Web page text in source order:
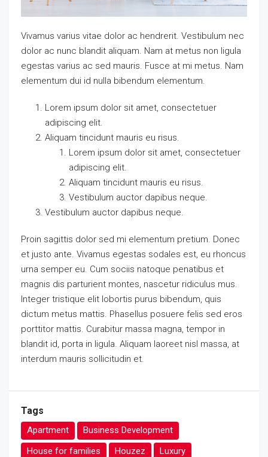
Vivamus varius vitae dolor ac hendrerit. Vestibulum nec
dolor ac nunc blandit aliquam. Nam at metus non ligula
egestas varius ac sed mauris. Fusce at mi metus. Nam
elementum dui id nulla bibendum elementum.
Lorem ipsum dolor sit amet, consectetuer
adipiscing elit.
Aliquam tincidunt mauris eu risus.
Lorem ipsum dolor sit amet, consectetuer
adipiscing elit.
Aliquam tincidunt mauris eu risus.
Vestibulum auctor dapibus neque.
Vestibulum auctor dapibus neque.
Proin sagittis dolor sed mi elementum pretium. Donec
et justo ante. Vivamus egestas sodales est, eu rhoncus
urna semper eu. Cum sociis natoque penatibus et
magnis dis parturient montes, nascetur ridiculus mus.
Integer tristique elit lobortis purus bibendum, quis
dictum metus mattis. Phasellus posuere felis sed eros
porttitor mattis. Curabitur massa magna, tempor in
blandit id, porta in ligula. Aliquam laoreet nisl massa, at
interdum mauris sollicitudin et.
Tags
Apartment
Business Development
House for families
Houzez
Luxury